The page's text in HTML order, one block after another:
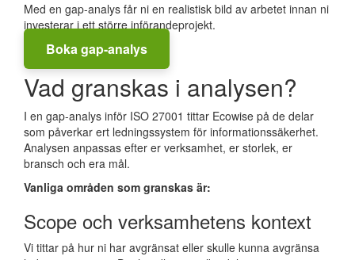
Med en gap-analys får ni en realistisk bild av arbetet innan ni
investerar i ett större införandeprojekt.
Boka gap-analys
Vad granskas i analysen?
I en gap-analys inför ISO 27001 tittar Ecowise på de delar
som påverkar ert ledningssystem för informationssäkerhet.
Analysen anpassas efter er verksamhet, er storlek, er
bransch och era mål.
Vanliga områden som granskas är:
Scope och verksamhetens kontext
Vi tittar på hur ni har avgränsat eller skulle kunna avgränsa